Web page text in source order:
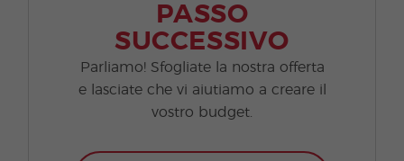
PASSO
SUCCESSIVO
Parliamo! Sfogliate la nostra offerta
e lasciate che vi aiutiamo a creare il
vostro budget.